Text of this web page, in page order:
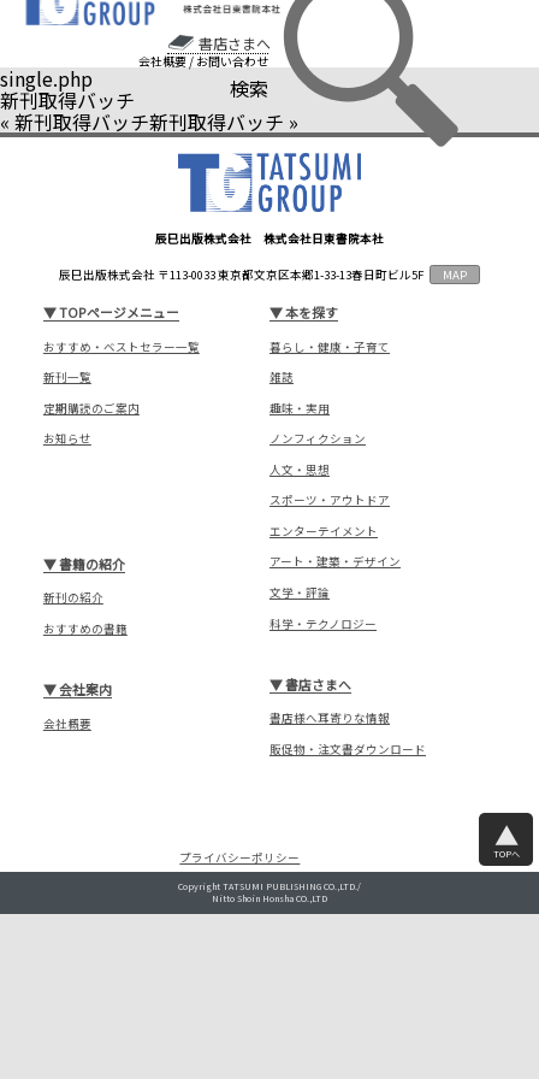
書店さまへ
会社概要 / お問い合わせ
検索
single.php
新刊取得バッチ
« 新刊取得バッチ新刊取得バッチ »
辰巳出版株式会社 株式会社日東書院本社
辰巳出版株式会社 〒113-0033 東京都文京区本郷1-33-13春日町ビル5F MAP
▼TOPページメニュー
おすすめ・ベストセラー一覧
新刊一覧
定期購読のご案内
お知らせ
▼本を探す
暮らし・健康・子育て
雑誌
趣味・実用
ノンフィクション
人文・思想
スポーツ・アウトドア
エンターテイメント
アート・建築・デザイン
文学・評論
科学・テクノロジー
▼書籍の紹介
新刊の紹介
おすすめの書籍
▼書店さまへ
書店様へ耳寄りな情報
販促物・注文書ダウンロード
▼会社案内
会社概要
プライバシーポリシー TOPへ
Copyright TATSUMI PUBLISHING CO.,LTD./
Nitto Shoin Honsha CO.,LTD